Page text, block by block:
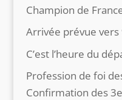
Champion de
Arrivée prévue vers
C’est l’heure du
Profession de foi
Confirmation des 3e